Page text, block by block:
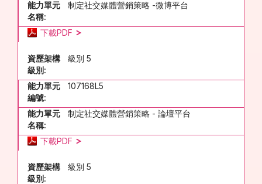
能力單元
名稱:
制定社交媒體營銷策略 -微博平台
下載PDF
資歷架構
級別:
級別 5
能力單元
編號:
107168L5
能力單元
名稱:
制定社交媒體營銷策略 - 論壇平台
下載PDF
資歷架構
級別:
級別 5